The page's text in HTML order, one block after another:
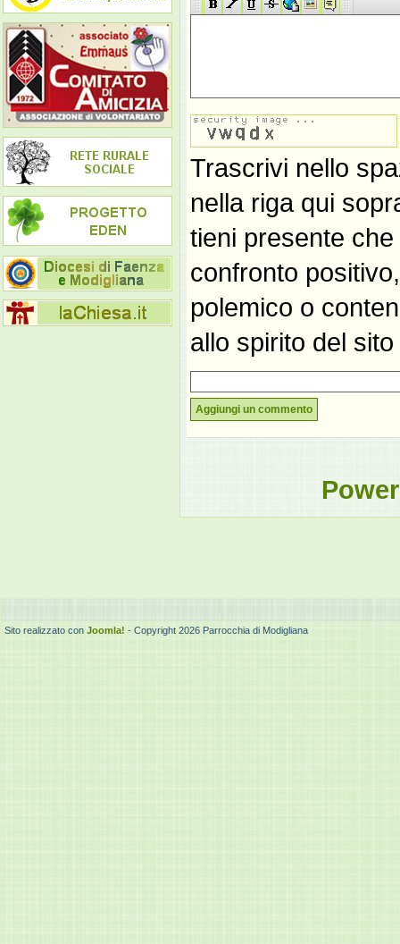
Trascrivi nello
nella riga qui
tieni presente
confronto
polemico o
allo spirito del
Aggiungi un commento
Sito realizzato con Joomla! - Copyright 2026 Parrocchia di Modigliana